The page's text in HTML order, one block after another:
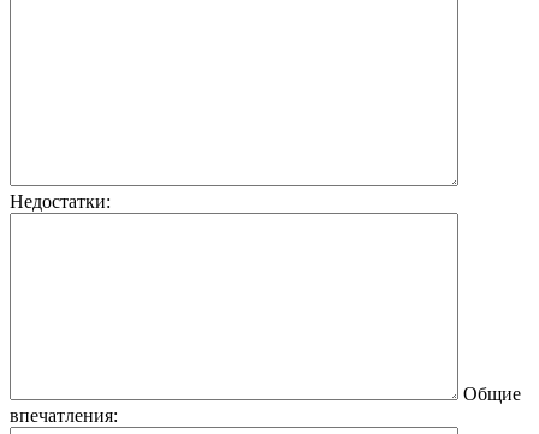
Недостатки:
Общие
впечатления: